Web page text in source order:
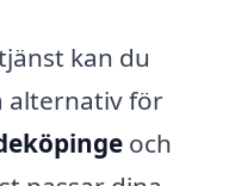
kan du
alternativ för
och